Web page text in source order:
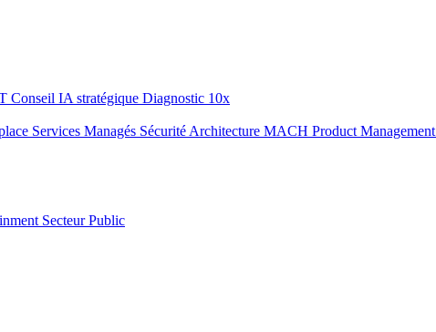
Conseil IA stratégique Diagnostic 10x
Services Managés Sécurité Architecture MACH Product Management
Secteur Public